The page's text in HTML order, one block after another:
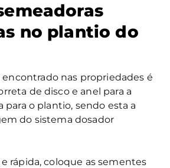
no plantio do
nas propriedades é
de disco e anel para a
para o plantio, sendo esta a
do sistema dosador
rápida, coloque as sementes